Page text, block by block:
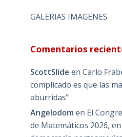
GALERIAS IMAGENES
Comentarios
ScottSlide en Carlo
complicado es que las
aburridas”
Angelodom en El
de Matemáticos 2026,